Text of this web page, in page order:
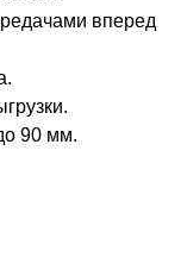
вперед
90 мм.